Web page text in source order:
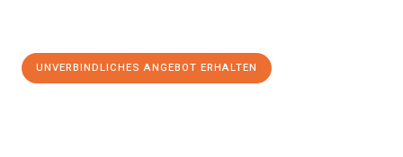
UNVERBINDLICHES ANGEBOT ERHALTEN